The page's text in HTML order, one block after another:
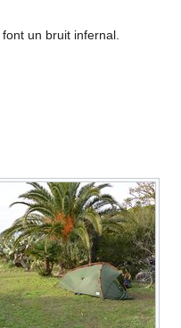
un bruit infernal.